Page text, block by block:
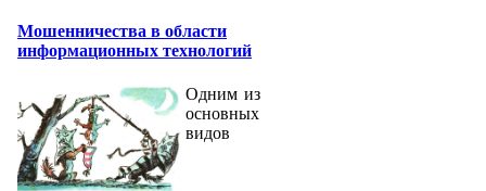
Мошенничества в области
информационных технологий
Одним из
основных
видов